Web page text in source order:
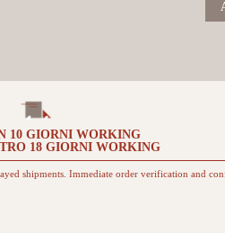
10 GIORNI WORKING
18 GIORNI WORKING
shipments. Immediate order verification and